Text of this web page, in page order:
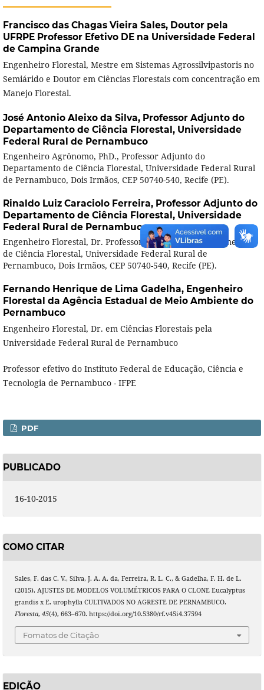
Francisco das Chagas Vieira Sales, Doutor pela
UFRPE Professor Efetivo DE na Universidade Federal
de Campina Grande
Engenheiro Florestal, Mestre em Sistemas Agrossilvipastoris no
Semiárido e Doutor em Ciências Florestais com concentração em
Manejo Florestal.
José Antonio Aleixo da Silva, Professor Adjunto do
Departamento de Ciência Florestal, Universidade
Federal Rural de Pernambuco
Engenheiro Agrônomo, PhD., Professor Adjunto do
Departamento de Ciência Florestal, Universidade Federal Rural
de Pernambuco, Dois Irmãos, CEP 50740-540, Recife (PE).
Rinaldo Luiz Caraciolo Ferreira, Professor Adjunto do
Departamento de Ciência Florestal, Universidade
Federal Rural de Pernambuco
Engenheiro Florestal, Dr. Professor Adjunto do Departamento
de Ciência Florestal, Universidade Federal Rural de
Pernambuco, Dois Irmãos, CEP 50740-540, Recife (PE).
Fernando Henrique de Lima Gadelha, Engenheiro
Florestal da Agência Estadual de Meio Ambiente do
Pernambuco
Engenheiro Florestal, Dr. em Ciências Florestais pela
Universidade Federal Rural de Pernambuco
Professor efetivo do Instituto Federal de Educação, Ciência e
Tecnologia de Pernambuco - IFPE
PDF
PUBLICADO
16-10-2015
COMO CITAR
Sales, F. das C. V., Silva, J. A. A. da, Ferreira, R. L. C., & Gadelha, F. H. de L.
(2015). AJUSTES DE MODELOS VOLUMÉTRICOS PARA O CLONE Eucalyptus
grandis x E. urophylla CULTIVADOS NO AGRESTE DE PERNAMBUCO.
Floresta, 45(4), 663–670. https://doi.org/10.5380/rf.v45i4.37594
Fomatos de Citação
EDIÇÃO